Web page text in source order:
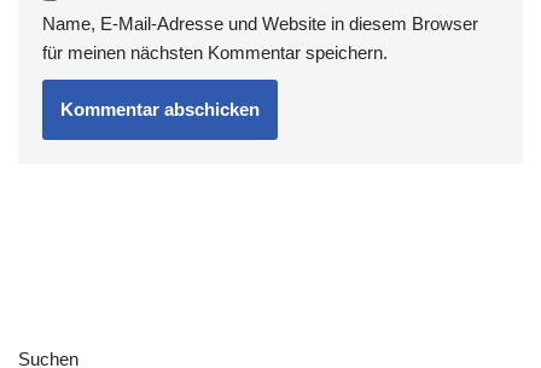
Name, E-Mail-Adresse und Website in diesem Browser
für meinen nächsten Kommentar speichern.
Suchen